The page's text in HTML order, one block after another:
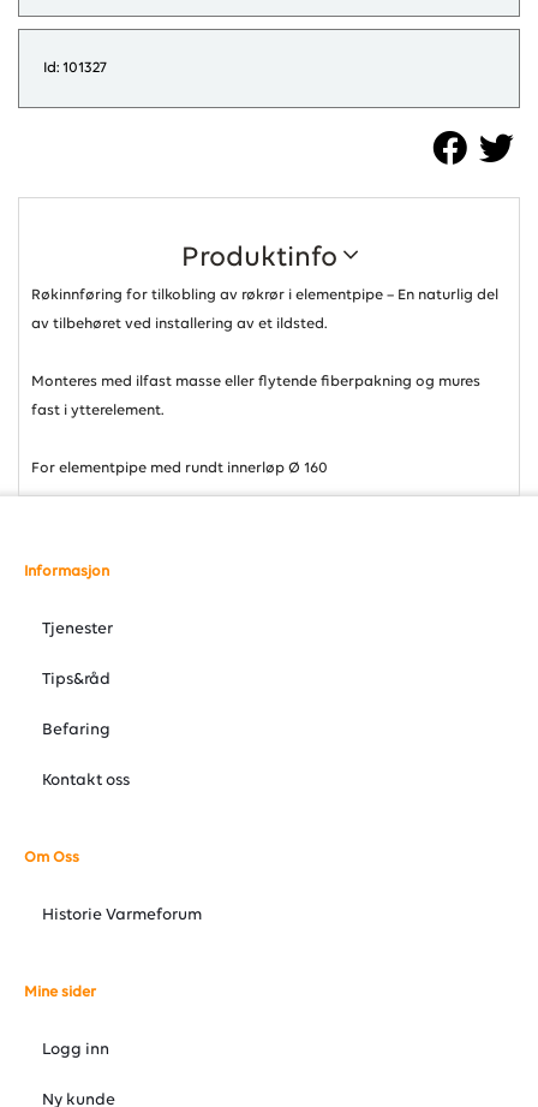
Id: 101327
Produktinfo
Røkinnføring for tilkobling av røkrør i elementpipe – En naturlig del
av tilbehøret ved installering av et ildsted.
Monteres med ilfast masse eller flytende fiberpakning og mures
fast i ytterelement.
For elementpipe med rundt innerløp Ø 160
Informasjon
Tjenester
Tips&råd
Befaring
Kontakt oss
Om Oss
Historie Varmeforum
Mine sider
Logg inn
Ny kunde